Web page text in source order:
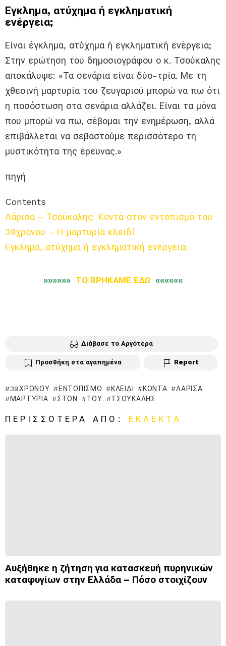
Εγκλημα, ατύχημα ή εγκληματική
ενέργεια;
Είναι έγκλημα, ατύχημα ή εγκληματική ενέργεια;
Στην ερώτηση του δημοσιογράφου ο κ. Τσούκαλης
αποκάλυψε: «Τα σενάρια είναι δύο-τρία. Με τη
χθεσινή μαρτυρία του ζευγαριού μπορώ να πω ότι
η ποσόστωση στα σενάρια αλλάζει. Είναι τα μόνα
που μπορώ να πω, σέβομαι την ενημέρωση, αλλά
επιβάλλεται να σεβαστούμε περισσότερο τη
μυστικότητα της έρευνας.»
πηγή
Contents
Λάρισα – Τσούκαλης: Κοντά στον εντοπισμό του
39χρονου – Η μαρτυρία κλειδί
Εγκλημα, ατύχημα ή εγκληματική ενέργεια;
»»»»»» ΤΟ ΒΡΗΚΑΜΕ ΕΔΩ ««««««
Διάβασε το Αργότερα
Προσθήκη στα αγαπημένα Report
39ΧΡΟΝΟΥ ΕΝΤΟΠΙΣΜΌ ΚΛΕΙΔΊ ΚΟΝΤΆ
ΛΆΡΙΣΑ
ΜΑΡΤΥΡΊΑ
ΣΤΟΝ ΤΟΥ ΤΣΟΎΚΑΛΗΣ
ΠΕΡΙΣΣΌΤΕΡΑ ΑΠΌ: ΕΚΛΕΚΤΆ
Αυξήθηκε η ζήτηση για κατασκευή πυρηνικών
καταφυγίων στην Ελλάδα – Πόσο στοιχίζουν